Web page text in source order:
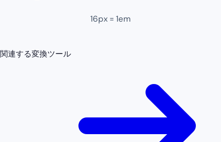
16px =1em
関連する変換ツール